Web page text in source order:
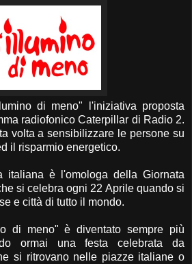
di meno" l'iniziativa proposta
radiofonico Caterpillar di Radio 2.
volta a sensibilizzare le persone su
il risparmio energetico.
italiana è l'omologa della Giornata
si celebra ogni 22 Aprile quando si
e città di tutto il mondo.
di meno" è diventato sempre più
ormai una festa celebrata da
si ritrovano nelle piazze italiane o